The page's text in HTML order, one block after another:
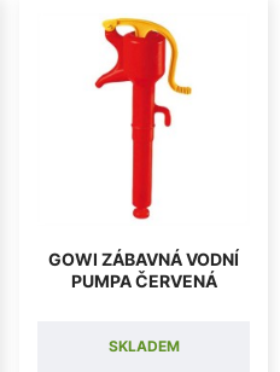
GOWI ZÁBAVNÁ VODNÍ
PUMPA ČERVENÁ
SKLADEM